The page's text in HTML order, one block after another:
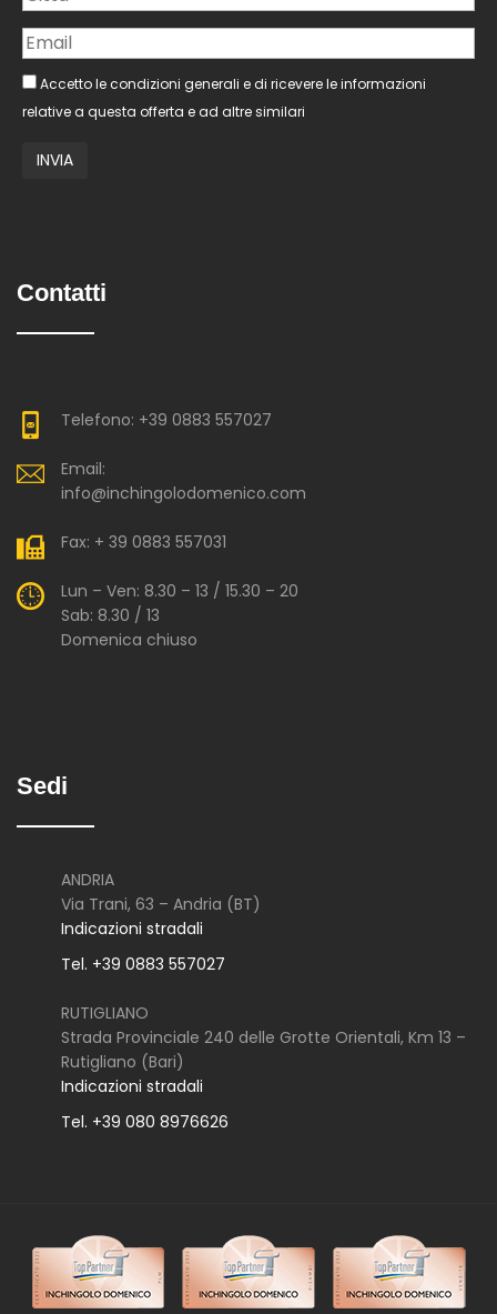
Accetto le condizioni generali e di ricevere le informazioni
relative a questa offerta e ad altre similari
Contatti
Telefono: +39 0883 557027
Email:
info@inchingolodomenico.com
Fax: + 39 0883 557031
Lun – Ven: 8.30 – 13 / 15.30 – 20
Sab: 8.30 / 13
Domenica chiuso
Sedi
ANDRIA
Via Trani, 63 – Andria (BT)
Indicazioni stradali
Tel. +39 0883 557027
RUTIGLIANO
Strada Provinciale 240 delle Grotte Orientali, Km 13 –
Rutigliano (Bari)
Indicazioni stradali
Tel. +39 080 8976626